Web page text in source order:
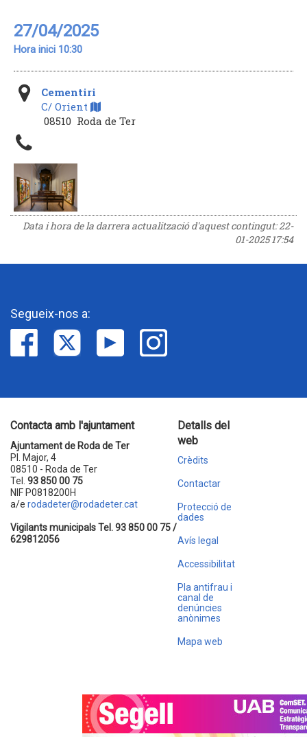
27/04/2025
Hora inici 10:30
Cementiri
C/ Orient
08510 Roda de Ter
Data i hora de la darrera actualització d'aquest contingut:22-
01-2025 17:54
Segueix-nos a:
Contacta amb l'ajuntament
Ajuntament de Roda de Ter
Pl. Major, 4
08510 - Roda de Ter
Tel. 93 850 00 75
NIF P0818200H
a/e rodadeter@rodadeter.cat
Vigilants municipals Tel. 93 850 00 75 /
629812056
Detalls del
web
Crèdits
Contactar
Protecció de
dades
Avís legal
Accessibilitat
Pla antifrau i
canal de
denúncies
anònimes
Mapa web